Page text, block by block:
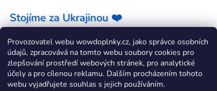
Provozovatel webu wowdoplnky.cz, jako správce osobních
údajů, zpracovává na tomto webu soubory cookies pro
zlepšování prostředí webových stránek, pro analytické
účely a pro cílenou reklamu. Dalším procházením tohoto
webu vyjadřujete souhlas s jejich používáním.
Stojíme za Ukrajinou ❤️
Jak a čím pomoci »